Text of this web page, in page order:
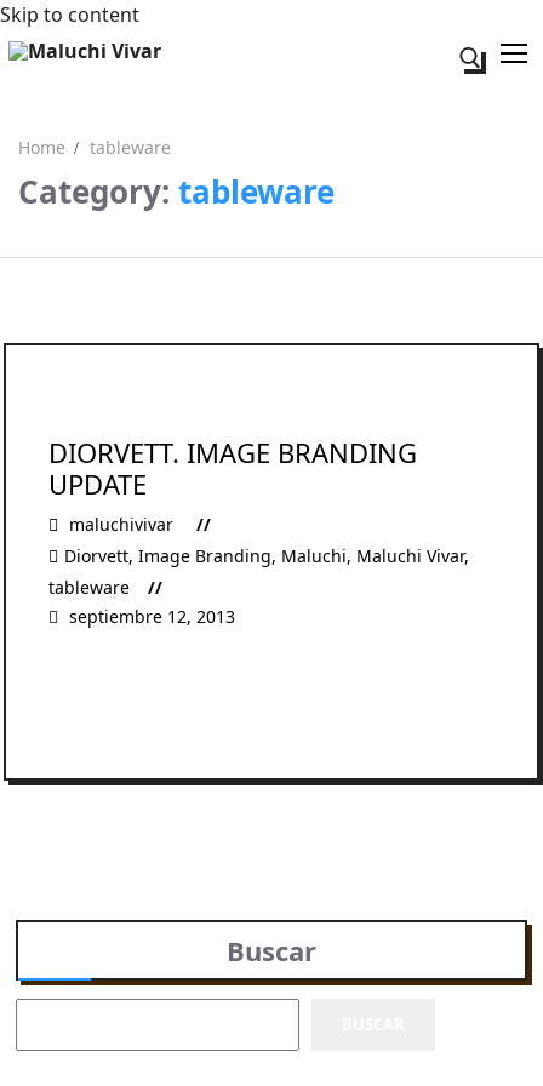
Skip to content
Search for:
Acerca de mi
Home tableware
Category: tableware
DIORVETT. IMAGE BRANDING
UPDATE
maluchivivar
Diorvett, Image Branding, Maluchi, Maluchi Vivar,
tableware
septiembre 12, 2013
Buscar